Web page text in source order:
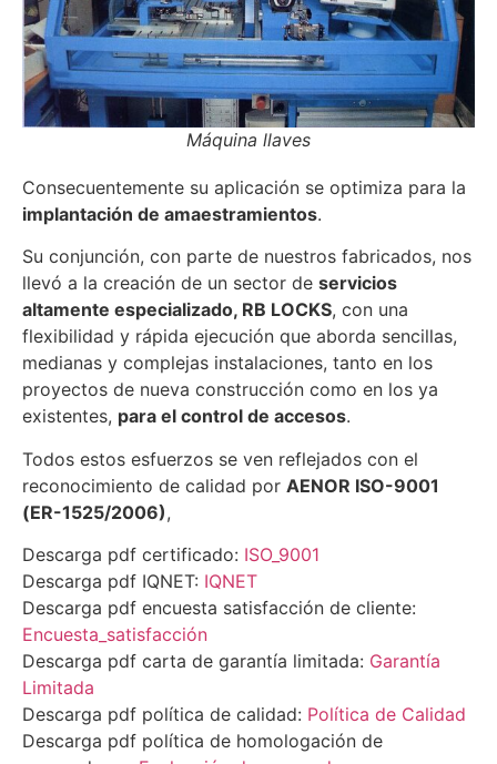
Máquina llaves
Consecuentemente su aplicación se optimiza para la
implantación de amaestramientos.
Su conjunción, con parte de nuestros fabricados, nos
llevó a la creación de un sector de servicios
altamente especializado, RB LOCKS, con una
flexibilidad y rápida ejecución que aborda sencillas,
medianas y complejas instalaciones, tanto en los
proyectos de nueva construcción como en los ya
existentes, para el control de accesos.
Todos estos esfuerzos se ven reflejados con el
reconocimiento de calidad por AENOR ISO-9001
(ER-1525/2006),
Descarga pdf certificado: ISO_9001
Descarga pdf IQNET: IQNET
Descarga pdf encuesta satisfacción de cliente:
Encuesta_satisfacción
Descarga pdf carta de garantía limitada: Garantía
Limitada
Descarga pdf política de calidad: Política de Calidad
Descarga pdf política de homologación de